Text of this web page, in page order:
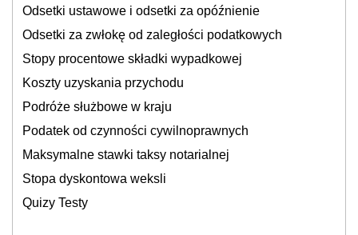
Odsetki ustawowe i odsetki za opóźnienie
Odsetki za zwłokę od zaległości podatkowych
Stopy procentowe składki wypadkowej
Koszty uzyskania przychodu
Podróże służbowe w kraju
Podatek od czynności cywilnoprawnych
Maksymalne stawki taksy notarialnej
Stopa dyskontowa weksli
Quizy Testy